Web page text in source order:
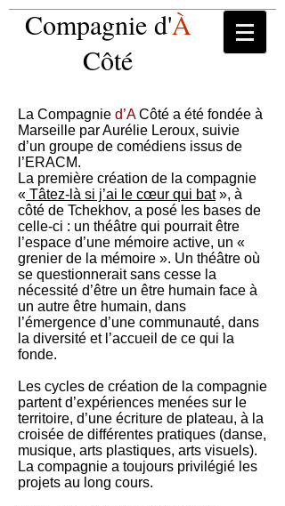
Compagnie d'À
Côté
La Compagnie d’ACôté a été fondée à
Marseille par Aurélie Leroux, suivie
d’un groupe de comédiens issus de
l’ERACM.
La première création de la compagnie
« Tâtez-là si j’ai le cœur qui bat», à
côté de Tchekhov, a posé les bases de
celle-ci : un théâtre qui pourrait être
l’espace d’une mémoire active, un «
grenier de la mémoire ». Un théâtre où
se questionnerait sans cesse la
nécessité d’être un être humain face à
un autre être humain, dans
l’émergence d’une communauté, dans
la diversité et l’accueil de ce qui la
fonde.
Les cycles de création de la compagnie
partent d’expériences menées sur le
territoire, d’une écriture de plateau, à la
croisée de différentes pratiques (danse,
musique, arts plastiques, arts visuels).
La compagnie a toujours privilégié les
projets au long cours.